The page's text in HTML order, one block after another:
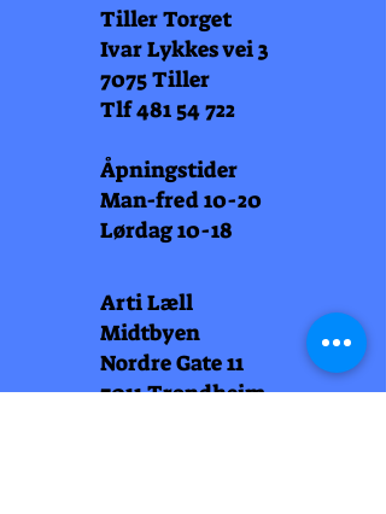
Tiller Torget
Ivar Lykkes vei 3
7075 Tiller
Tlf481 54 722
Åpningstider
Man-fred 10-20
Lørdag 10-18
Arti Læll
Midtbyen
Nordre Gate 11
7011 Trondheim